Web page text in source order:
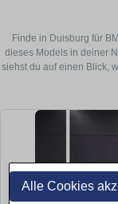
Alle Cookies
Finde in Duisburg für
dieses Models in deiner
siehst du auf einen Blick,